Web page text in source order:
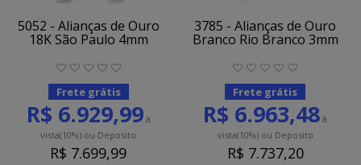
5052 - Alianças de Ouro
18K São Paulo 4mm
Frete grátis
R$ 6.929,99à
vista(10%) ou Deposito
R$ 7.699,99
3785 - Alianças de Ouro
Branco Rio Branco 3mm
Frete grátis
R$ 6.963,48 à
vista(10%)ou Deposito
R$ 7.737,20